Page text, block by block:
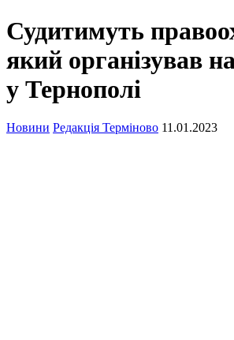
Судитимуть
який організував
у Тернополі
Новини Редакція Терміново 11.01.2023